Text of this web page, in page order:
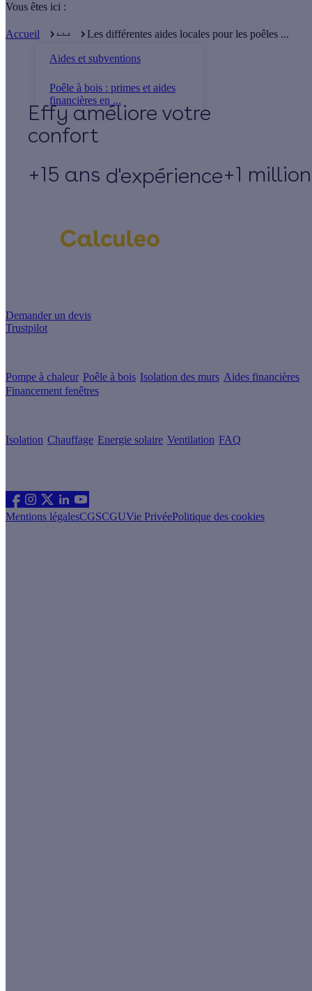
Vous êtes ici :
Accueil . . .
Aides et subventions
Poêle à bois : primes et aides
financières en ...
Les différentes aides locales pour les poêles ...
Effy
+15 ans d'expérience+1
Demander un devis
Trustpilot
Pompe à chaleur Poêle à bois Isolation des murs Aides financières
Financement fenêtres
Isolation Chauffage Energie solaire Ventilation FAQ
Mentions légalesCGSCGUVie PrivéePolitique des cookies